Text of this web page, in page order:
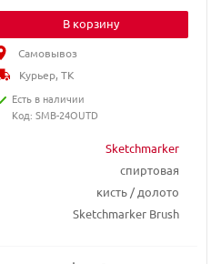
Sketchmarker
спиртовая
кисть / долото
Sketchmarker Brush
В корзину
Самовывоз
Курьер, ТК
Есть в наличии
Код: SMB-24OUTD